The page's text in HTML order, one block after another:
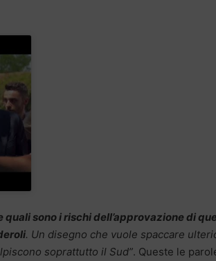
quali sono i rischi dell’approvazione di
. Un disegno che vuole spaccare
soprattutto il Sud”. Queste le